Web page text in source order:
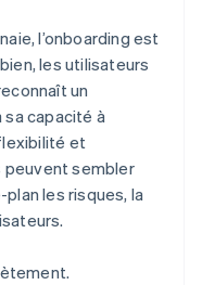
l’onboarding est
les utilisateurs
un
sa capacité à
et
peuvent sembler
les risques, la